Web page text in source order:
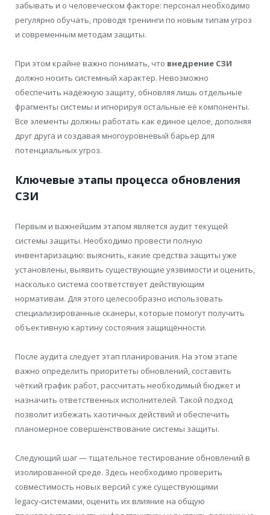
забывать и о человеческом факторе: персонал необходимо
регулярно обучать, проводя тренинги по новым типам угроз
и современным методам защиты.
При этом крайне важно понимать, что внедрение СЗИ
должно носить системный характер. Невозможно
обеспечить надёжную защиту, обновляя лишь отдельные
фрагменты системы и игнорируя остальные её компоненты.
Все элементы должны работать как единое целое, дополняя
друг друга и создавая многоуровневый барьер для
потенциальных угроз.
Ключевые этапы процесса обновления
СЗИ
Первым и важнейшим этапом является аудит текущей
системы защиты. Необходимо провести полную
инвентаризацию: выяснить, какие средства защиты уже
установлены, выявить существующие уязвимости и оценить,
насколько система соответствует действующим
нормативам. Для этого целесообразно использовать
специализированные сканеры, которые помогут получить
объективную картину состояния защищённости.
После аудита следует этап планирования. На этом этапе
важно определить приоритеты обновлений, составить
чёткий график работ, рассчитать необходимый бюджет и
назначить ответственных исполнителей. Такой подход
позволит избежать хаотичных действий и обеспечить
планомерное совершенствование системы защиты.
Следующий шаг — тщательное тестирование обновлений в
изолированной среде. Здесь необходимо проверить
совместимость новых версий с уже существующими
legacy‑системами, оценить их влияние на общую